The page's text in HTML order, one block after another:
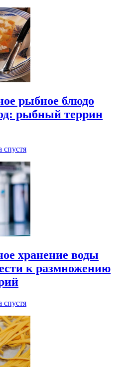
рыбное блюдо
рыбный террин
спустя
хранение воды
к размножению
спустя